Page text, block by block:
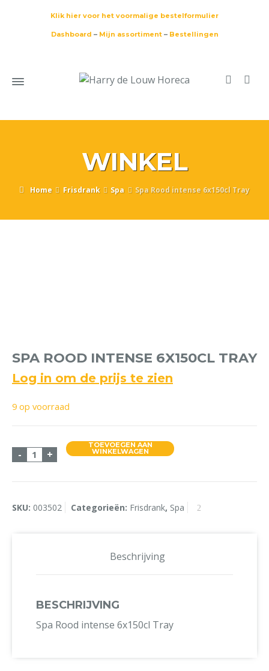
Klik hier voor het voormalige bestelformulier
Dashboard – Mijn assortiment– Bestellingen
WINKEL
Home Frisdrank Spa Spa Rood intense 6x150cl Tray
SPA ROOD INTENSE 6X150CL TRAY
Log in om de prijs te zien
9 op voorraad
- Spa Rood intense 6x150cl Tray aantal
+
TOEVOEGEN AAN
WINKELWAGEN
SKU: 003502 Categorieën: Frisdrank, Spa
Beschrijving
BESCHRIJVING
Spa Rood intense 6x150cl Tray